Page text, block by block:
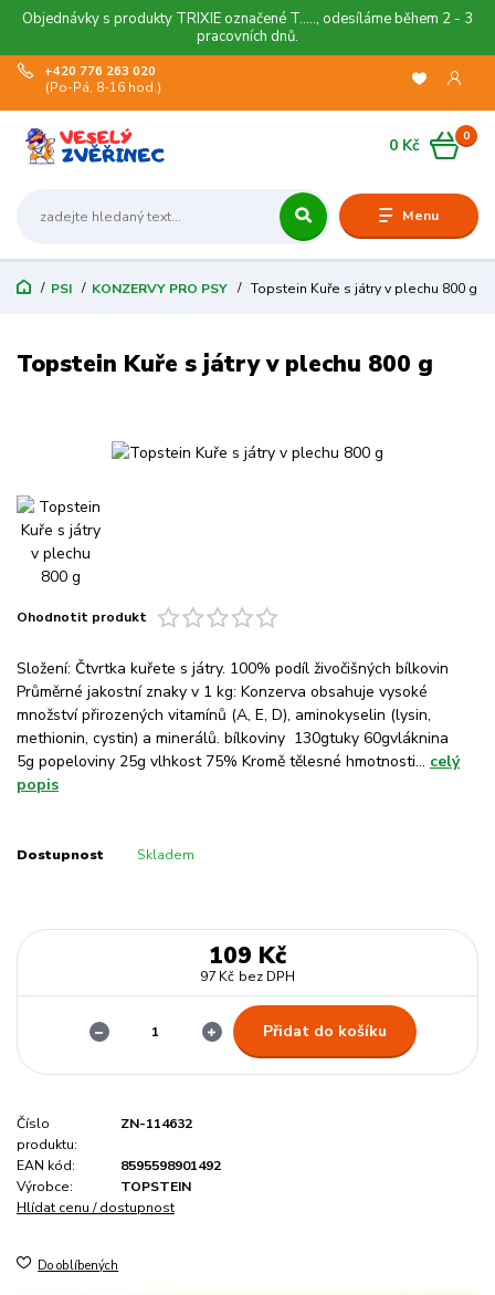
Objednávky s produkty TRIXIE označené T....., odesíláme během 2 - 3
pracovních dnů.
Menu
+420 776 263 020
(Po-Pá, 8-16 hod.)
0
0 Kč
PSI KONZERVY PRO PSY Topstein Kuře s játry v plechu 800 g
Topstein Kuře s játry v plechu 800 g
Ohodnotit produkt
Složení: Čtvrtka kuřete s játry. 100% podíl živočišných bílkovin
Průměrné jakostní znaky v 1 kg: Konzerva obsahuje vysoké
množství přirozených vitamínů (A, E, D), aminokyselin (lysin,
methionin, cystin) a minerálů. bílkoviny 130gtuky 60gvláknina
5g popeloviny 25g vlhkost 75% Kromě tělesné hmotnosti... celý
popis
Dostupnost Skladem
109 Kč
97 Kč bez DPH
Přidat do košíku
Číslo
produktu:
ZN-114632
EAN kód:
8595598901492
Výrobce:
TOPSTEIN
Hlídat cenu / dostupnost
Do oblíbených